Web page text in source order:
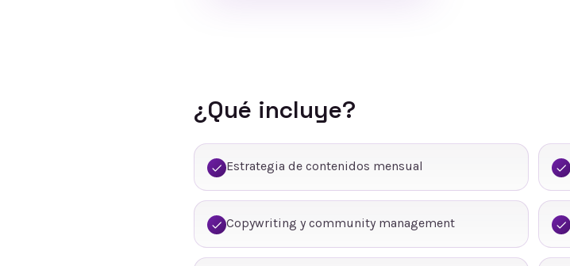
¿Qué incluye?
Estrategia de contenidos mensual
Copywriting y community management